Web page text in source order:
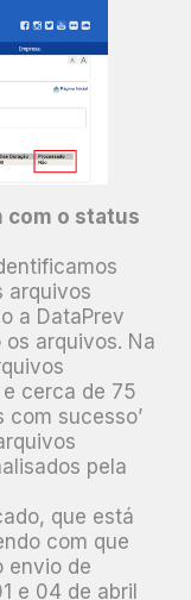
com o status
arquivos
a DataPrev
arquivos. Na
cerca de 75
com sucesso’
pela
que está
com que
envio de
e 04 de abril